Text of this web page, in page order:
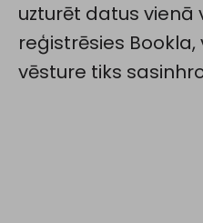
uzturēt datus vienā
reģistrēsies
vēsture tiks